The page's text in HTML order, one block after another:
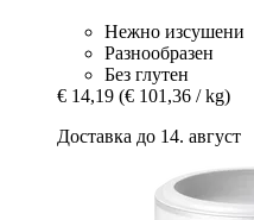
Нежно изсушени
Разнообразен
Без глутен
€ 14,19 (€ 101,36 / kg)
Доставка до 14. август